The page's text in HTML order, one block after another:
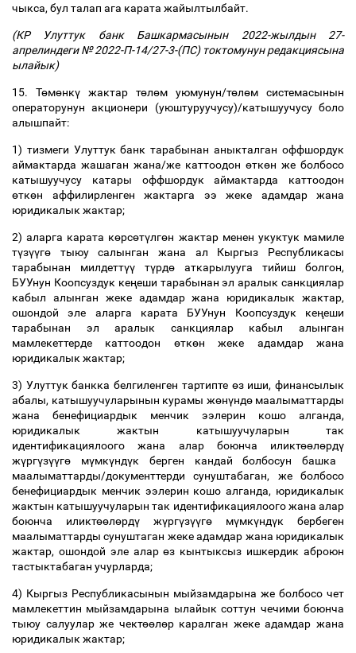
чыкса, бул талап ага карата жайылтылбайт.
(КР Улуттук банк Башкармасынын 2022-жылдын 27-
апрелиндеги № 2022-П-14/27-3-(ПС) токтомунун редакциясына
ылайык)
15. Төмөнкү жактар төлөм уюмунун/төлөм системасынын
операторунун акционери (уюштуруучусу)/катышуучусу боло
алышпайт:
1) тизмеги Улуттук банк тарабынан аныкталган оффшордук
аймактарда жашаган жана/же каттоодон өткөн же болбосо
катышуучусу катары оффшордук аймактарда каттоодон
өткөн аффилирленген жактарга ээ жеке адамдар жана
юридикалык жактар;
2) аларга карата көрсөтүлгөн жактар менен укуктук мамиле
түзүүгө тыюу салынган жана ал Кыргыз Республикасы
тарабынан милдеттүү түрдө аткарылууга тийиш болгон,
БУУнун Коопсуздук кеңеши тарабынан эл аралык санкциялар
кабыл алынган жеке адамдар жана юридикалык жактар,
ошондой эле аларга карата БУУнун Коопсуздук кеңеши
тарабынан эл аралык санкциялар кабыл алынган
мамлекеттерде каттоодон өткөн жеке адамдар жана
юридикалык жактар;
3) Улуттук банкка белгиленген тартипте өз иши, финансылык
абалы, катышуучуларынын курамы жөнүндөмаалыматтарды
жана бенефициардык менчик ээлерин кошо алганда,
юридикалык жактын катышуучуларын так
идентификациялоого жана алар боюнча иликтөөлөрдү
жүргүзүүгө мүмкүндүк берген кандай болбосун башка
маалыматтарды/документтерди сунуштабаган, же болбосо
бенефициардык менчик ээлерин кошо алганда, юридикалык
жактын катышуучуларын так идентификациялоого жана алар
боюнча иликтөөлөрдү жүргүзүүгө мүмкүндүк бербеген
маалыматтарды сунуштаган жеке адамдар жана юридикалык
жактар, ошондой эле аларөз кынтыксыз ишкердик аброюн
тастыктабаган учурларда;
4) Кыргыз Республикасынын мыйзамдарына же болбосо чет
мамлекеттин мыйзамдарына ылайык соттун чечими боюнча
тыюу салуулар же чектөөлөр каралган жеке адамдар жана
юридикалык жактар;